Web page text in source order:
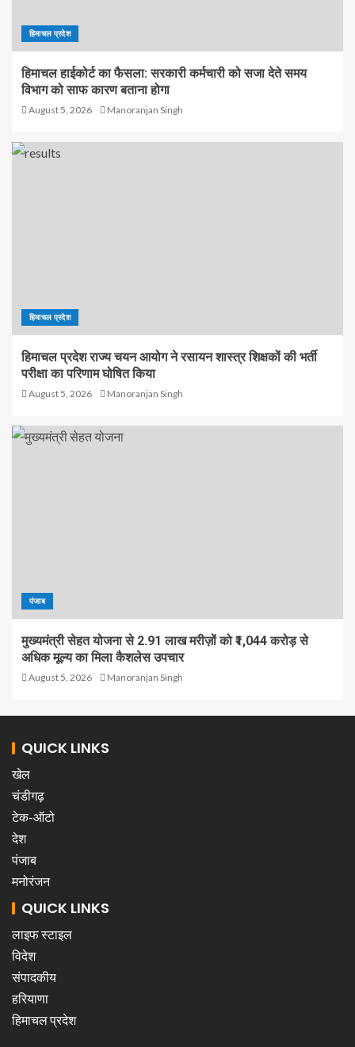
हिमाचल प्रदेश
हिमाचल हाईकोर्ट का फैसला: सरकारी कर्मचारी को सजा देते समय
विभाग को साफ कारण बताना होगा
August 5, 2026 Manoranjan Singh
हिमाचल प्रदेश
हिमाचल प्रदेश राज्य चयन आयोग ने रसायन शास्त्र शिक्षकों की भर्ती
परीक्षा का परिणाम घोषित किया
August 5, 2026 Manoranjan Singh
पंजाब
मुख्यमंत्री सेहत योजना से 2.91 लाख मरीज़ों को ₹1,044 करोड़ से
अधिक मूल्य का मिला कैशलेस उपचार
August 5, 2026 Manoranjan Singh
QUICK LINKS
खेल
चंडीगढ़
टेक-ऑटो
देश
पंजाब
मनोरंजन
QUICK LINKS
लाइफ स्टाइल
विदेश
संपादकीय
हरियाणा
हिमाचल प्रदेश